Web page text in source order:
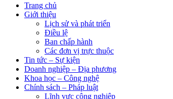
Trang chủ
Giới thiệu
Lịch sử và phát triển
Điều lệ
Ban chấp hành
Các đơn vị trực thuộc
Tin tức – Sự kiện
Doanh nghiệp – Địa phương
Khoa học – Công nghệ
Chính sách – Pháp luật
Lĩnh vực công nghiệp